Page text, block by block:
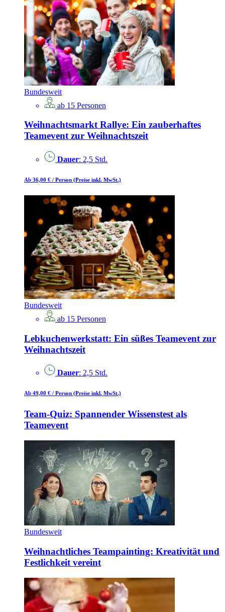
Bundesweit
ab 15 Personen
Weihnachtsmarkt Rallye: Ein zauberhaftes
Teamevent zur Weihnachtszeit
Dauer: 2,5 Std.
Ab 36,00 € / Person (Preise inkl. MwSt.)
Bundesweit
ab 15 Personen
Lebkuchenwerkstatt: Ein süßes Teamevent zur
Weihnachtszeit
Dauer: 2,5 Std.
Ab 49,00 € / Person (Preise inkl. MwSt.)
Team-Quiz: Spannender Wissenstest als
Teamevent
Bundesweit
Weihnachtliches Teampainting: Kreativität und
Festlichkeit vereint